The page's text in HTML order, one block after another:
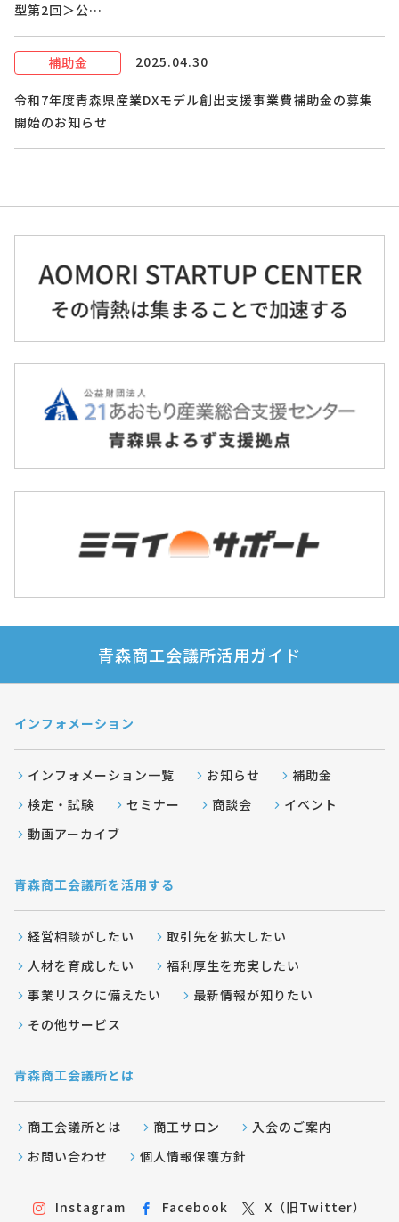
型第2回＞公…
補助金 2025.04.30
令和7年度青森県産業DXモデル創出支援事業費補助金の募集
開始のお知らせ
青森商工会議所活用ガイド
インフォメーション
インフォメーション一覧 お知らせ
補助金
検定・試験
セミナー 商談会
イベント
動画アーカイブ
青森商工会議所を活用する
経営相談がしたい
取引先を拡大したい
人材を育成したい
福利厚生を充実したい
事業リスクに備えたい
最新情報が知りたい
その他サービス
青森商工会議所とは
商工会議所とは 商工サロン
入会のご案内
お問い合わせ
個人情報保護方針
Instagram Facebook X（旧Twitter）